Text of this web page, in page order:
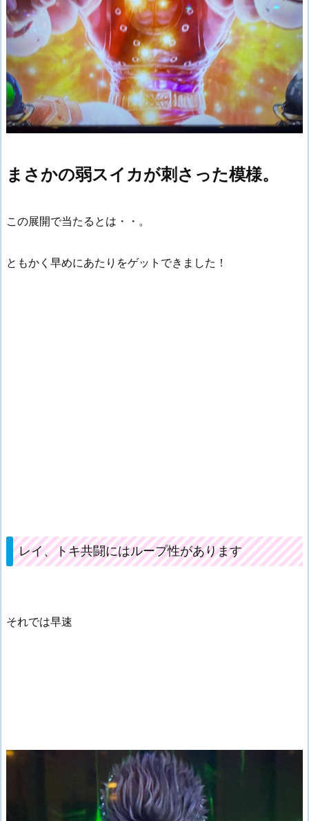
まさかの弱スイカが刺さった模様。
この展開で当たるとは・・。
ともかく早めにあたりをゲットできました！
レイ、トキ共闘にはループ性があります
それでは早速